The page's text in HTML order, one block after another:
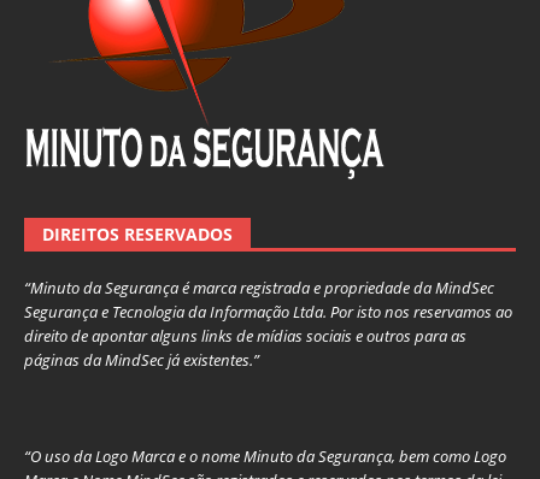
DIREITOS RESERVADOS
“Minuto da Segurança é marca registrada e propriedade da MindSec
Segurança e Tecnologia da Informação Ltda. Por isto nos reservamos ao
direito de apontar alguns links de mídias sociais e outros para as
páginas da MindSec já existentes.”
“O uso da Logo Marca e o nome Minuto da Segurança, bem como Logo